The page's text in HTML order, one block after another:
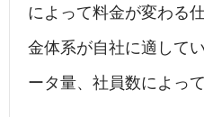
によって料金が変わる
金体系が自社に適して
ータ量、社員数によっ